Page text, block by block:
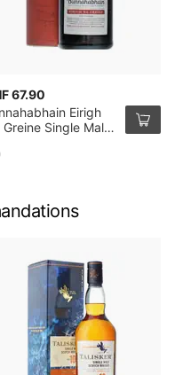
67.90
Eirigh
Greine Single Malt